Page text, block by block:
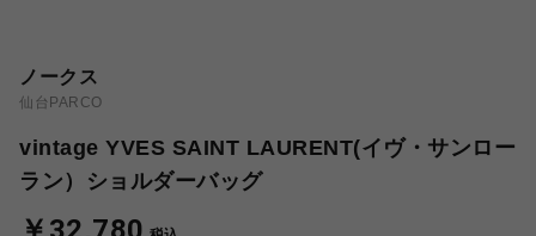
ノークス
仙台PARCO
vintage YVES SAINT LAURENT(イヴ・サンロー
ラン）ショルダーバッグ